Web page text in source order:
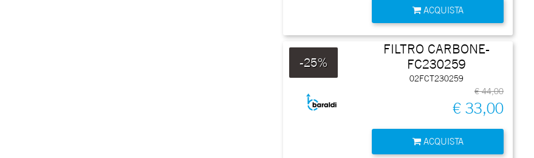
ACQUISTA
-25%
FILTRO CARBONE-
FC230259
02FCT230259
€ 44,00
€ 33,00
ACQUISTA